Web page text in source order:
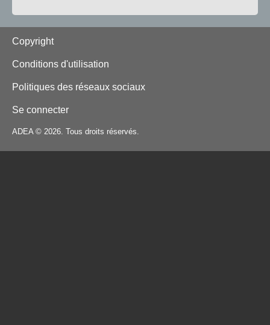
Footer
Copyright
Conditions d'utilisation
Politiques des réseaux sociaux
Se connecter
ADEA © 2026. Tous droits réservés.